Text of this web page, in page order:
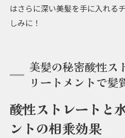
はさらに深い美髪を手に入れる
しみに！
美髪の秘密酸性ス
リートメントで髪
酸性ストレートと
ントの相乗効果